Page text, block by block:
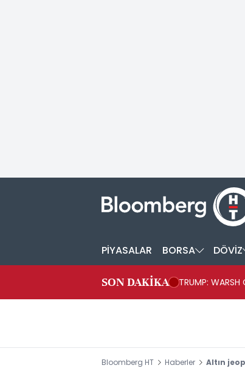
PİYASALAR BORSA DÖVİZ
SON DAKİKA TRUMP: WARSH
Bloomberg HT Haberler Altın